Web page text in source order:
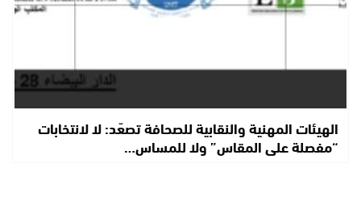
الهيئات المهنية والنقابية للصحافة تصعّد: لا لانتخابات
“مفصلة على المقاس” ولا للمساس…